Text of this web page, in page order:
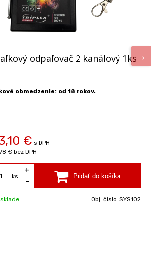
odpaľovač 2 kanálový 1ks
obmedzenie: od 18 rokov.
€ s DPH
€ bez DPH
ks
+
-
sklade Obj. čislo: SYS102